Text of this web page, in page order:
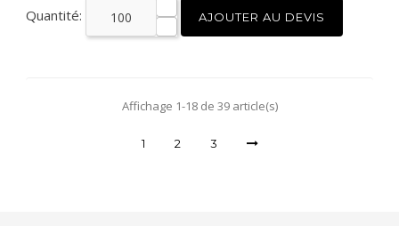
Quantité: AJOUTER AU DEVIS
Affichage 1-18 de 39 article(s)
1 2 3